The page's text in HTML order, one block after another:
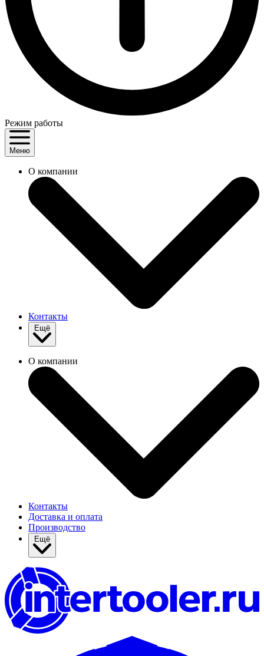
Режим работы
Меню
О компании
Контакты
О компании
Контакты
Доставка и оплата
Производство